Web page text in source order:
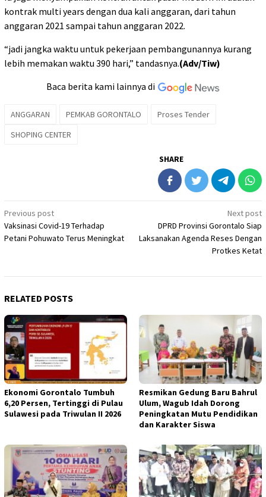
kontrak multi years dengan dua kali anggaran, dari tahun
anggaran 2021 sampai tahun anggaran 2022.
“jadi jangka waktu untuk pekerjaan pembangunannya kurang
lebih memakan waktu 390 hari,” tandasnya.(Adv/Tiw)
Baca berita kami lainnya di
ANGGARAN PEMKAB GORONTALO
Proses Tender
SHOPING CENTER
SHARE
Post
navigation
Previous post
Vaksinasi Covid-19 Terhadap
Petani Pohuwato Terus Meningkat
Next post
DPRD Provinsi Gorontalo Siap
Laksanakan Agenda Reses Dengan
Protkes Ketat
RELATED POSTS
Ekonomi Gorontalo Tumbuh
6,20 Persen, Tertinggi di Pulau
Sulawesi pada Triwulan II 2026
Resmikan Gedung Baru Bahrul
Ulum, Wagub Idah Dorong
Peningkatan Mutu Pendidikan
dan Karakter Siswa